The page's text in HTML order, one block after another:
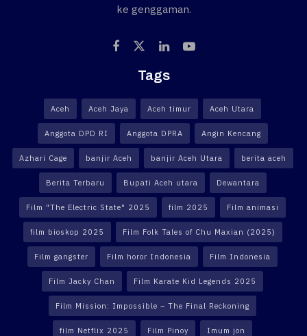
ke genggaman.
Tags
Aceh Aceh Jaya Aceh timur Aceh Utara
Anggota DPD RI Anggota DPRA Angin Kencang
Azhari Cage banjir Aceh banjir Aceh Utara berita aceh
Berita Terbaru Bupati Aceh utara Dewantara
Film "The Electric State" 2025 film 2025 Film animasi
film bioskop 2025 Film Folk Tales of Chu Maxian (2025)
Film gangster Film horor Indonesia Film Indonesia
Film Jacky Chan Film Karate Kid Legends 2025
Film Mission: Impossible – The Final Reckoning
film Netflix 2025 Film Pinoy Imum jon